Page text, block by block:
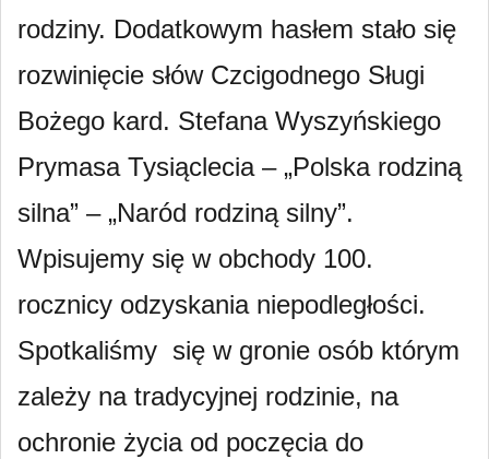
rodziny. Dodatkowym hasłem stało się
rozwinięcie słów Czcigodnego Sługi
Bożego kard. Stefana Wyszyńskiego
Prymasa Tysiąclecia – „Polska rodziną
silna” – „Naród rodziną silny”.
Wpisujemy się w obchody 100.
rocznicy odzyskania niepodległości.
Spotkaliśmy się w gronie osób którym
zależy na tradycyjnej rodzinie, na
ochronie życia od poczęcia do